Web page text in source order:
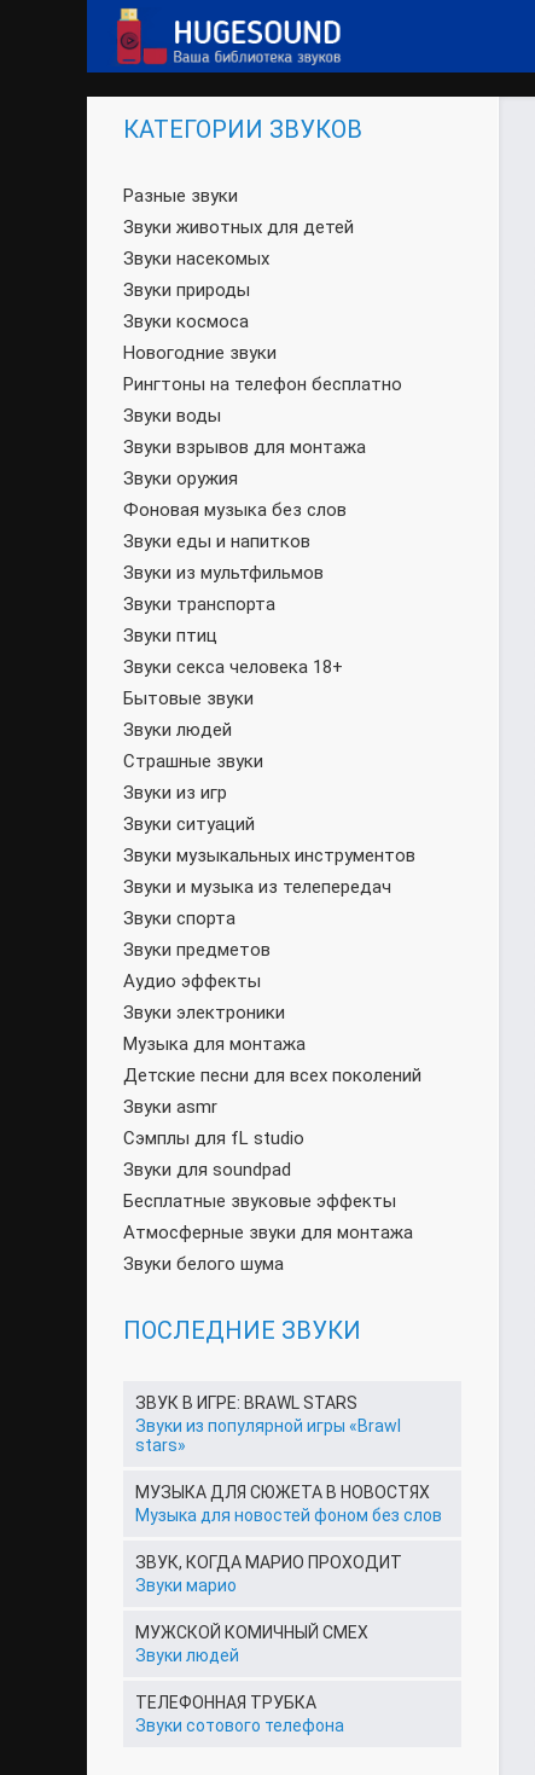
КАТЕГОРИИ ЗВУКОВ
Разные звуки
Звуки животных для детей
Звуки насекомых
Звуки природы
Звуки космоса
Новогодние звуки
Рингтоны на телефон бесплатно
Звуки воды
Звуки взрывов для монтажа
Звуки оружия
Фоновая музыка без слов
Звуки еды и напитков
Звуки из мультфильмов
Звуки транспорта
Звуки птиц
Звуки секса человека 18+
Бытовые звуки
Звуки людей
Страшные звуки
Звуки из игр
Звуки ситуаций
Звуки музыкальных инструментов
Звуки и музыка из телепередач
Звуки спорта
Звуки предметов
Аудио эффекты
Звуки электроники
Музыка для монтажа
Детские песни для всех поколений
Звуки asmr
Сэмплы для fL studio
Звуки для soundpad
Бесплатные звуковые эффекты
Атмосферные звуки для монтажа
Звуки белого шума
ПОСЛЕДНИЕ ЗВУКИ
ЗВУК В ИГРЕ: BRAWL STARS
Звуки из популярной игры «Brawl
stars»
МУЗЫКА ДЛЯ СЮЖЕТА В НОВОСТЯХ
Музыка для новостей фоном без слов
ЗВУК, КОГДА МАРИО ПРОХОДИТ
Звуки марио
МУЖСКОЙ КОМИЧНЫЙ СМЕХ
Звуки людей
ТЕЛЕФОННАЯ ТРУБКА
Звуки сотового телефона